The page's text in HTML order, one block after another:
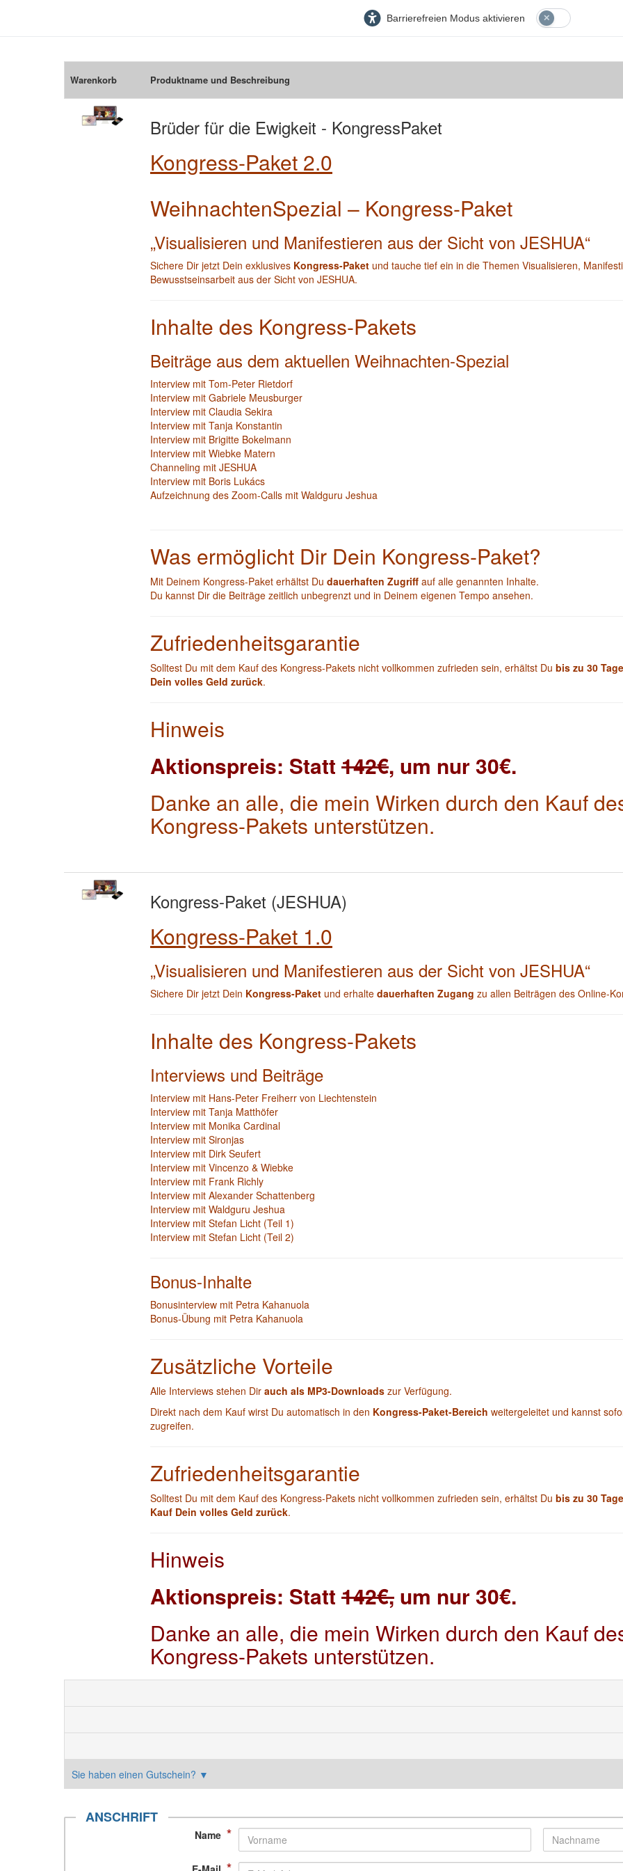
Barrierefreien Modus aktivieren
Warenkorb Produktname und Beschreibung
Brüder für die Ewigkeit - KongressPaket
Kongress-Paket 2.0
WeihnachtenSpezial – Kongress-Paket
„Visualisieren und Manifestieren aus der Sicht von JESHUA“
Sichere Dir jetzt Dein exklusives Kongress-Paket und tauche tief ein in die Themen Visualisieren,
Bewusstseinsarbeit aus der Sicht von JESHUA.
Inhalte des Kongress-Pakets
Beiträge aus dem aktuellen Weihnachten-Spezial
Interview mit Tom-Peter Rietdorf
Interview mit Gabriele Meusburger
Interview mit Claudia Sekira
Interview mit Tanja Konstantin
Interview mit Brigitte Bokelmann
Interview mit Wiebke Matern
Channeling mit JESHUA
Interview mit Boris Lukács
Aufzeichnung des Zoom-Calls mit Waldguru Jeshua
Was ermöglicht Dir Dein Kongress-Paket?
Mit Deinem Kongress-Paket erhältst Du dauerhaften Zugriff auf alle genannten Inhalte.
Du kannst Dir die Beiträge zeitlich unbegrenzt und in Deinem eigenen Tempo ansehen.
Zufriedenheitsgarantie
Solltest Du mit dem Kauf des Kongress-Pakets nicht vollkommen zufrieden sein, erhältst Du bis zu 30
Dein volles Geld zurück.
Hinweis
Aktionspreis: Statt 142€, um nur 30€.
Danke an alle, die mein Wirken durch den Kauf
Kongress-Pakets unterstützen.
Kongress-Paket (JESHUA)
Kongress-Paket 1.0
„Visualisieren und Manifestieren aus der Sicht von JESHUA“
Sichere Dir jetzt Dein Kongress-Paket und erhalte dauerhaften Zugang zu allen Beiträgen des Online-
Inhalte des Kongress-Pakets
Interviews und Beiträge
Interview mit Hans-Peter Freiherr von Liechtenstein
Interview mit Tanja Matthöfer
Interview mit Monika Cardinal
Interview mit Sironjas
Interview mit Dirk Seufert
Interview mit Vincenzo & Wiebke
Interview mit Frank Richly
Interview mit Alexander Schattenberg
Interview mit Waldguru Jeshua
Interview mit Stefan Licht (Teil 1)
Interview mit Stefan Licht (Teil 2)
Bonus-Inhalte
Bonusinterview mit Petra Kahanuola
Bonus-Übung mit Petra Kahanuola
Zusätzliche Vorteile
Alle Interviews stehen Dir auch als MP3-Downloads zur Verfügung.
Direkt nach dem Kauf wirst Du automatisch in den Kongress-Paket-Bereich weitergeleitet und kannst
zugreifen.
Zufriedenheitsgarantie
Solltest Du mit dem Kauf des Kongress-Pakets nicht vollkommen zufrieden sein, erhältst Du bis zu 30
Kauf Dein volles Geld zurück.
Hinweis
Aktionspreis: Statt 142€, um nur 30€.
Danke an alle, die mein Wirken durch den Kauf
Kongress-Pakets unterstützen.
Sie haben einen Gutschein? ▼
ANSCHRIFT
Name *